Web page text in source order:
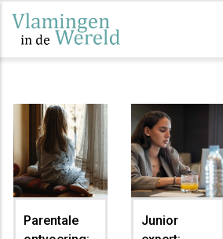
Skip
main
Parentale
Junior